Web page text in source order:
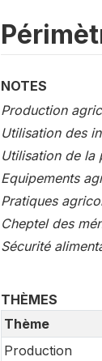
NOTES
Production
Utilisation des
Utilisation de la
Equipements
Pratiques
Cheptel des
Sécurité
THÈMES
Thème
Production